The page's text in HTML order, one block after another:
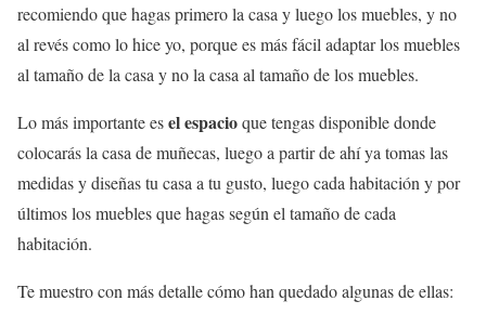
recomiendo que hagas primero la casa y luego los muebles, y no
al revés como lo hice yo, porque es más fácil adaptar los muebles
al tamaño de la casa y no la casa al tamaño de los muebles.
Lo más importante esel espacioque tengas disponible donde
colocarás la casa de muñecas, luego a partir de ahí ya tomas las
medidas y diseñas tu casa a tu gusto, luego cada habitación y por
últimos los muebles que hagas según el tamaño de cada
habitación.
Te muestro con más detalle cómo han quedado algunas de ellas: